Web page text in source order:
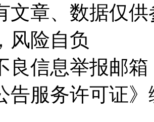
文章、数据仅
，风险自负
良信息举报邮箱
告服务许可证